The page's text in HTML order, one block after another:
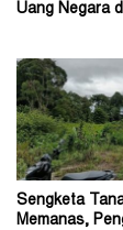
Uang Negara
Sengketa
Memanas,